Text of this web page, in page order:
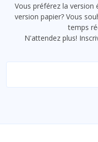
Vous préférez la version
version papier? Vous
temps
N'attendez plus!